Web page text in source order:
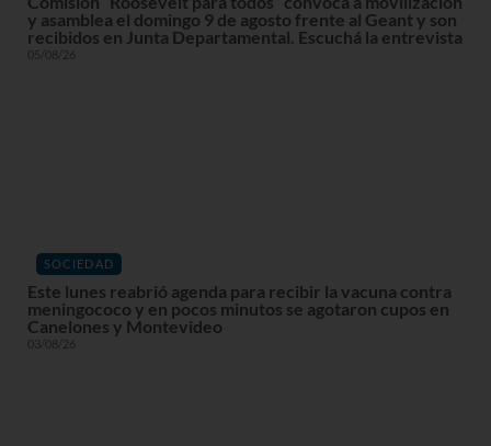
y asamblea el domingo 9 de agosto frente al Geant y son
recibidos en Junta Departamental. Escuchá la entrevista
05/08/26
SOCIEDAD
Este lunes reabrió agenda para recibir la vacuna contra
meningococo y en pocos minutos se agotaron cupos en
Canelones y Montevideo
03/08/26